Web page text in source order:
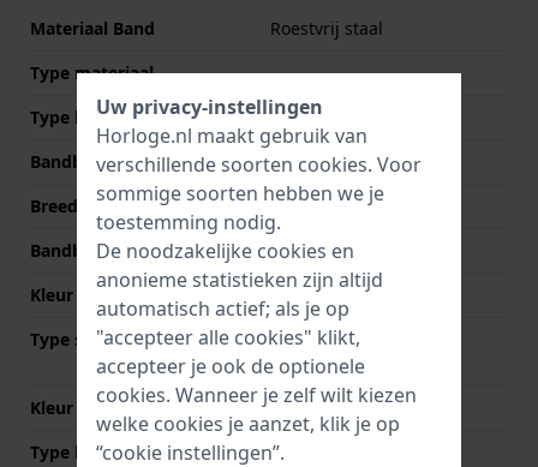
Materiaal Band
Roestvrij staal
Type materiaal
Type band
Schakelband
Bandbreedte
18 mm
Breedte bandaanzet
18 mm
Bandbreedte bij sluiting
16 mm
Kleur Band
Zilver
Type sluiting
Vlindersluiting met
drukknoppen
Kleur sluiting
Zilver
Type bevestiging
Bandpennen
Uw privacy-instellingen
Horloge.nl maakt gebruik van
verschillende soorten cookies. Voor
sommige soorten hebben we je
toestemming nodig.
De noodzakelijke cookies en
anonieme statistieken zijn altijd
automatisch actief; als je op
"accepteer alle cookies" klikt,
accepteer je ook de optionele
cookies. Wanneer je zelf wilt kiezen
welke cookies je aanzet, klik je op
“cookie instellingen”.